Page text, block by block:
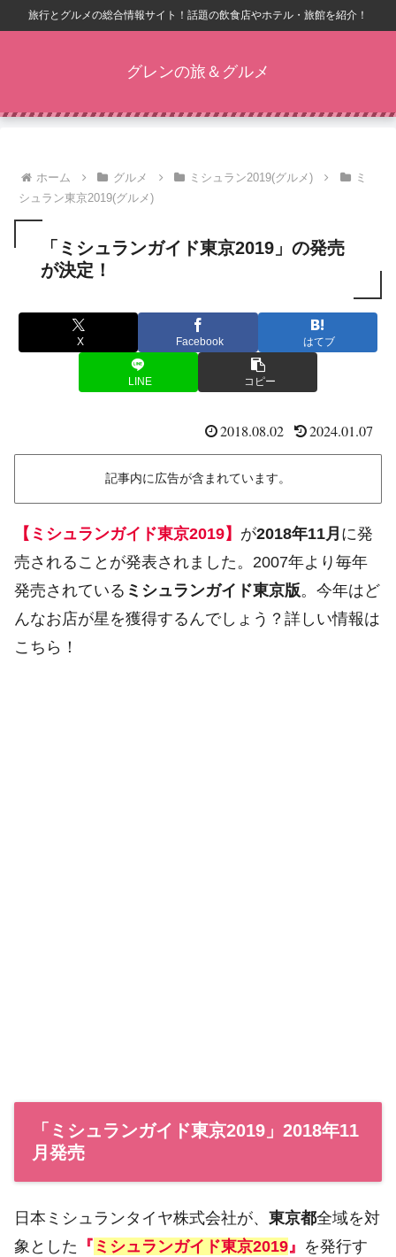
旅行とグルメの総合情報サイト！話題の飲食店やホテル・旅館を紹介！
グレンの旅＆グルメ
ホーム グルメ ミシュラン2019(グルメ)
ミ
シュラン東京2019(グルメ)
「ミシュランガイド東京2019」の発売
が決定！
X Facebook はてブ
LINE コピー
2018.08.02 2024.01.07
記事内に広告が含まれています。
【ミシュランガイド東京2019】 が2018年11月 に発
売されることが発表されました。2007年より毎年
発売されている ミシュランガイド東京版。今年はど
んなお店が星を獲得するんでしょう？詳しい情報は
こちら！
「ミシュランガイド東京2019」2018年11
月発売
日本ミシュランタイヤ株式会社が、 東京都全域を対
象とした 『 ミシュランガイド東京2019』 を発行す